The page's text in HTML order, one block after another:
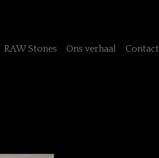
RAW Stones Ons verhaal Contact